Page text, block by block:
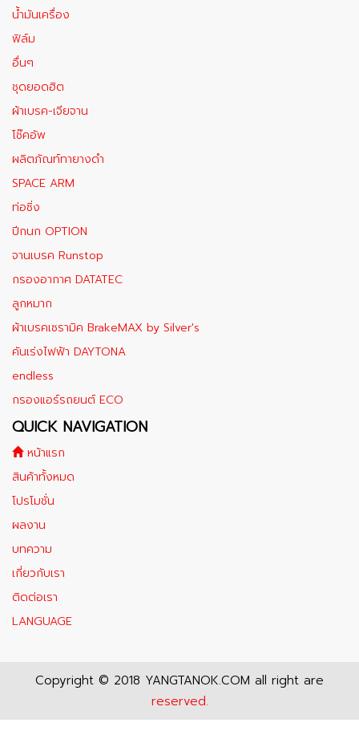
น้ำมันเครื่อง
ฟิล์ม
อื่นๆ
ชุดยอดฮิต
ผ้าเบรค-เจียจาน
โช๊คอัพ
ผลิตภัณท์ทายางดำ
SPACE ARM
ท่อซิ่ง
ปีกนก OPTION
จานเบรค Runstop
กรองอากาศ DATATEC
ลูกหมาก
ผ้าเบรคเซรามิค BrakeMAX​ by Silver's
คันเร่งไฟฟ้า DAYTONA
endless
กรองแอร์รถยนต์ ECO
QUICK NAVIGATION
หน้าแรก
สินค้าทั้งหมด
โปรโมชั่น
ผลงาน
บทความ
เกี่ยวกับเรา
ติดต่อเรา
LANGUAGE
Copyright © 2018 YANGTANOK.COM all right are
reserved.